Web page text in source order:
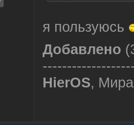
я пользуюсь
Добавлено
HierOS,